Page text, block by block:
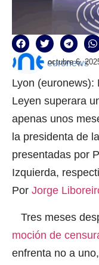
euronews
octubre 6,
Lyon (euronews):
Leyen superara
apenas unos
la presidenta de
presentadas por
Izquierda,
Por Jorge
Tres meses
moción de
enfrenta no a